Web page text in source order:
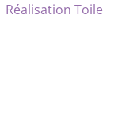
Réalisation Toile